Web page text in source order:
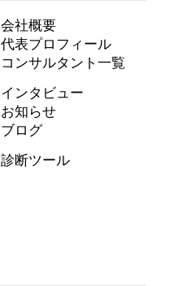
会社概要
代表プロフィール
コンサルタント一覧
インタビュー
お知らせ
ブログ
診断ツール